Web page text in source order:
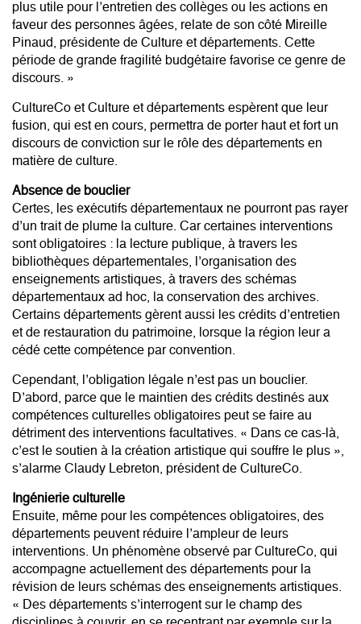
plus utile pour l’entretien des collèges ou les actions en
faveur des personnes âgées, relate de son côté Mireille
Pinaud, présidente de Culture et départements. Cette
période de grande fragilité budgétaire favorise ce genre de
discours. »
CultureCo et Culture et départements espèrent que leur
fusion, qui est en cours, permettra de porter haut et fort un
discours de conviction sur le rôle des départements en
matière de culture.
Absence de bouclier
Certes, les exécutifs départementaux ne pourront pas rayer
d’un trait de plume la culture. Car certaines interventions
sont obligatoires : la lecture publique, à travers les
bibliothèques départementales, l’organisation des
enseignements artistiques, à travers des schémas
départementaux ad hoc, la conservation des archives.
Certains départements gèrent aussi les crédits d’entretien
et de restauration du patrimoine, lorsque la région leur a
cédé cette compétence par convention.
Cependant, l’obligation légale n’est pas un bouclier.
D’abord, parce que le maintien des crédits destinés aux
compétences culturelles obligatoires peut se faire au
détriment des interventions facultatives. « Dans ce cas-là,
c’est le soutien à la création artistique qui souffre le plus »,
s’alarme Claudy Lebreton, président de CultureCo.
Ingénierie culturelle
Ensuite, même pour les compétences obligatoires, des
départements peuvent réduire l’ampleur de leurs
interventions. Un phénomène observé par CultureCo, qui
accompagne actuellement des départements pour la
révision de leurs schémas des enseignements artistiques.
« Des départements s’interrogent sur le champ des